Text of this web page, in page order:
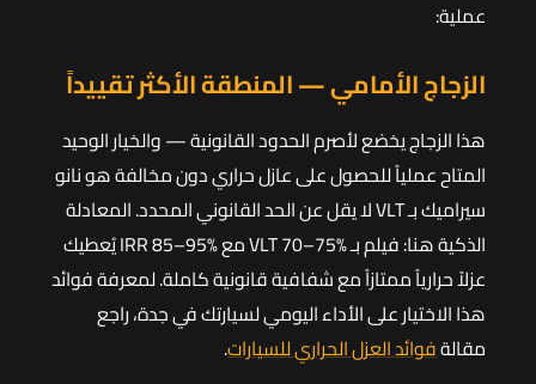
عملية:
الزجاج الأمامي — المنطقة الأكثر تقييداً
هذا الزجاج يخضع لأصرم الحدود القانونية — والخيار الوحيد
المتاح عملياً للحصول على عازل حراري دون مخالفة هو نانو
سيراميك بـ VLT لا يقل عن الحد القانوني المحدد. المعادلة
الذكية هنا: فيلم بـ VLT 70–75% مع IRR 85–95% يُعطيك
عزلاً حرارياً ممتازاً مع شفافية قانونية كاملة. لمعرفة فوائد
هذا الاختيار على الأداء اليومي لسيارتك في جدة، راجع
مقالةفوائد العزل الحراري للسيارات.